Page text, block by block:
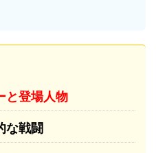
と登場人物
な戦闘